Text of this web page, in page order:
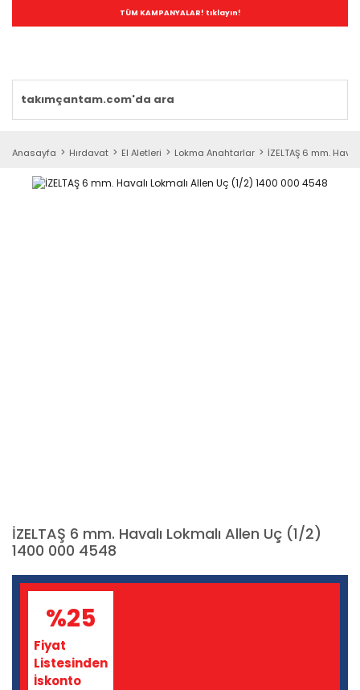
TÜM KAMPANYALAR! tıklayın!
Anasayfa Hırdavat El Aletleri Lokma Anahtarlar İZELTAŞ 6 mm.
İZELTAŞ 6 mm. Havalı Lokmalı Allen Uç (1/2)
1400 000 4548
%25
Fiyat
Listesinden
İskonto